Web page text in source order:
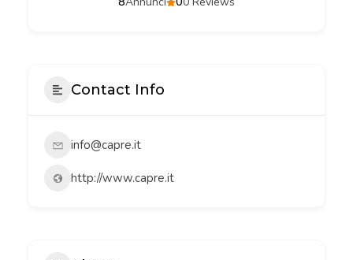
Contact Info
info@capre.it
http://www.capre.it